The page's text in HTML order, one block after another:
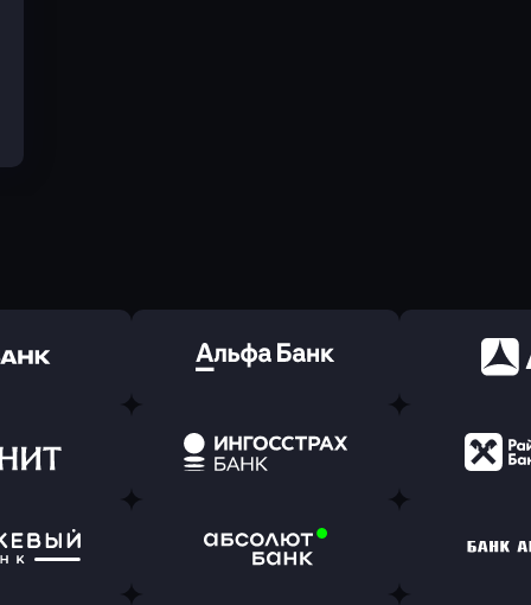
заявку
Оправить заявку
в Альфа-Банк
в
заявку
Банк
Оправить заявку
в Ингосстрах Банк
в